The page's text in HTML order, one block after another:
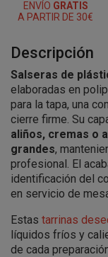
ENVÍO GRATIS
A PARTIR DE 30€
Descripción
Salseras de
elaboradas en
para la tapa, una
cierre firme. Su
aliños, cremas o
grandes,
profesional. El
identificación del
en servicio de
Estas tarrinas
líquidos fríos y
de cada